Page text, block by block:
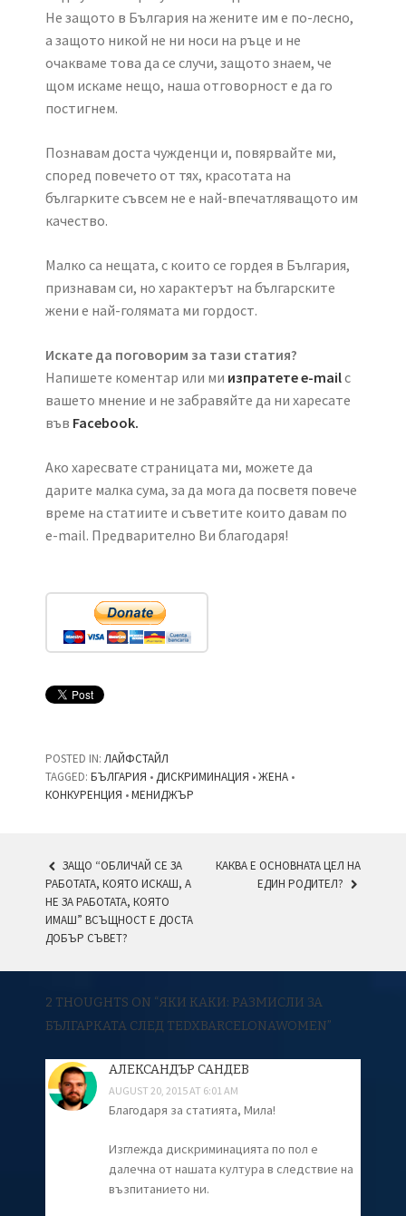
Не защото в България на жените им е по-лесно,
а защото никой не ни носи на ръце и не
очакваме това да се случи, защото знаем, че
щом искаме нещо, наша отговорност е да го
постигнем.
Познавам доста чужденци и, повярвайте ми,
според повечето от тях, красотата на
българките съвсем не е най-впечатляващото им
качество.
Малко са нещата, с които се гордея в България,
признавам си, но характерът на българските
жени е най-голямата ми гордост.
Искате да поговорим за тази статия?
Напишете коментар или ми изпратете e-mailс
вашето мнение и не забравяйте да ни харесате
във Facebook.
Ако харесвате страницата ми, можете да
дарите малка сума, за да мога да посветя повече
време на статиите и съветите които давам по
e-mail. Предварително Ви благодаря!
POSTED IN: ЛАЙФСТАЙЛ
TAGGED: БЪЛГАРИЯ •ДИСКРИМИНАЦИЯ •ЖЕНА •
КОНКУРЕНЦИЯ •МЕНИДЖЪР
POST NAVIGATION
ЗАЩО “ОБЛИЧАЙ СЕ ЗА
РАБОТАТА, КОЯТО ИСКАШ, А
НЕ ЗА РАБОТАТА, КОЯТО
ИМАШ” ВСЪЩНОСТ Е ДОСТА
ДОБЪР СЪВЕТ?
КАКВА Е ОСНОВНАТА ЦЕЛ НА
ЕДИН РОДИТЕЛ?
2 THOUGHTS ON “ЯКИ КАКИ: РАЗМИСЛИ ЗА
БЪЛГАРКАТА СЛЕД TEDXBARCELONAWOMEN”
АЛЕКСАНДЪР САНДЕВ
AUGUST 20, 2015 AT 6:01 AM
Благодаря за статията, Мила!
Изглежда дискриминацията по пол е
далечна от нашата култура в следствие на
възпитанието ни.